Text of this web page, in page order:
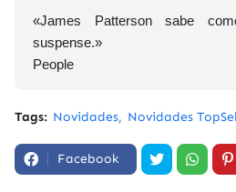
«James Patterson sabe
suspense.»
People
Tags: Novidades Novidades
Facebook